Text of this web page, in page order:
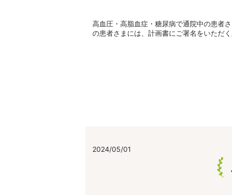
高血圧・高脂血症・糖尿病で通院中の患者
の患者さまには、計画書にご署名をいただ
2024/05/01